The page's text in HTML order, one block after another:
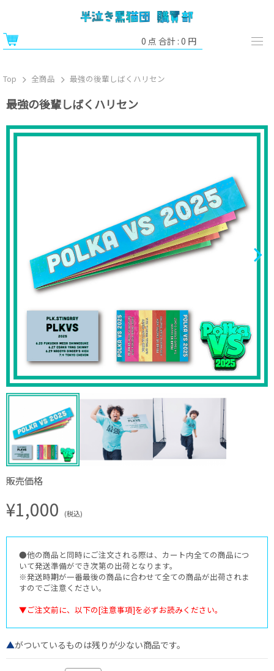
0 点 合計 : 0 円
Top 全商品 最強の後輩しばくハリセン
最強の後輩しばくハリセン
販売価格
¥1,000 (税込)
●他の商品と同時にご注文される際は、カート内全ての商品につ
いて発送準備ができ次第の出荷となります。
※発送時期が一番最後の商品に合わせて全ての商品が出荷されま
すのでご注意ください。
▼ご注文前に、以下の[注意事項]を必ずお読みください。
▲がついているものは残りが少ない商品です。